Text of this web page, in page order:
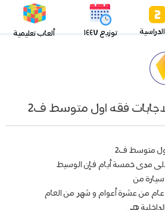
توزيع ١٤٤٧ ألعاب تعليمية
فقه اول متوسط ف2
متوسط ف2
على مدى خمسة أيام فإن الوسيط
سيارة من
عام من عشرة أعوام و شهر من العام
هي